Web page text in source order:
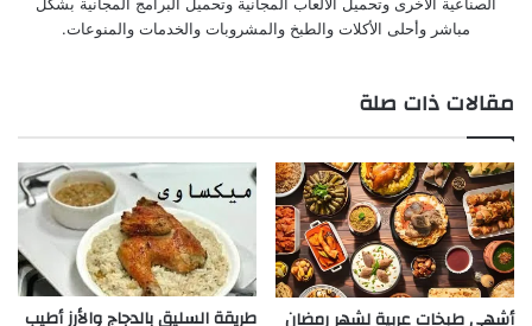
الصناعية الاخرى وتحميل الألعاب المجانية وتحميل البرامج المجانية بشكل
مباشر وأحلى الأكلات والطبخ والمشروبات والخدمات والمنوعات.
مقالات ذات صلة
أشهى طبخات عربية لشهر رمضان طريقة السليق بالدجاج والأرز أطيب